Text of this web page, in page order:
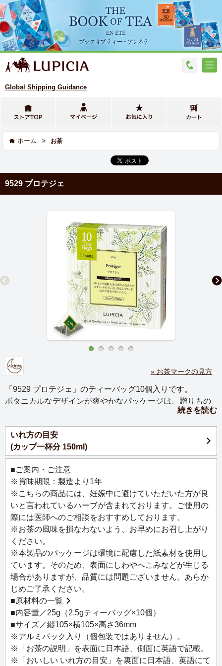
Global Shipping Guidance
ホーム > お茶
9529 プロテジェ
» お茶マークの見方
「9529 プロテジェ」のティーバッグ10個入りです。
ボタニカルなデザインが爽やかなパッケージは、贈りもの
毎日を忙しく過ごす方への、やすらぎの贈りものに。大切
な方への心を込めたギフトや、センスのある手土産をお探
しの方にもおすすめです。
今日の一杯のTisaneが励みになりますように。
自然の恵みそのままに、心や体に寄り添うルピシアのティ
ザンヌ。
日々の生活に自然とのつながりを感じながら、心地よい時
間をお楽しみください。
おすすめのシーン：【パワー】【プロテクト】【ヘルシ
ー】
プロテジェ：古くから親しまれてきた、健康をサポートす
るクロモジと朝鮮人参に、爽やかな香りのカモミールなど
をブレンド。内なるパワーを高めて体を守りたい方に。
主なハーブ：クロモジ、ジンジャー、カモミール、朝鮮人
参など
続きを読む
いれ方の目安
(カップ一杯分 150ml)
■ご案内・ご注意
※賞味期限：製造より1年
※こちらの商品には、妊娠中に避けていただいた方が良
いと言われているハーブが含まれております。ご使用の
際には医師へのご相談をおすすめしております。
※お茶の風味を損なわないよう、お早めにお召し上がり
ください。
※本製品のパッケージは環境に配慮した紙素材を使用し
ています。そのため、表面にしわやへこみなどが生じる
場合がありますが、品質には問題ございません。あらか
じめご了承ください。
■原材料の一覧
■内容量／25g（2.5gティーバッグ×10個）
■サイズ／縦105×横105×高さ36mm
※アルミパック入り（個包装ではありません）。
※「お茶の説明」を表面に日本語、側面に英語で記載。
※「おいしい いれ方の目安」を裏面に日本語、英語にて